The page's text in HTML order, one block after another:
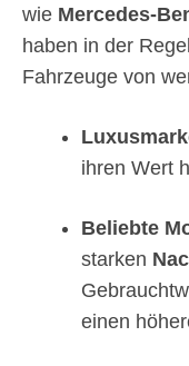
wie Mercedes-
haben in der
Fahrzeuge von
ihren Wert
Beliebte
starken
einen